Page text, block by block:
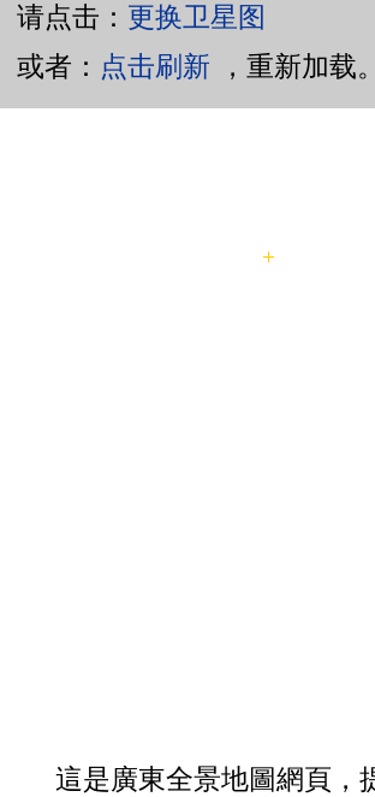
请点击： 更换卫星图
或者： 点击刷新 ，重新加载。
這是廣東全景地圖網頁，